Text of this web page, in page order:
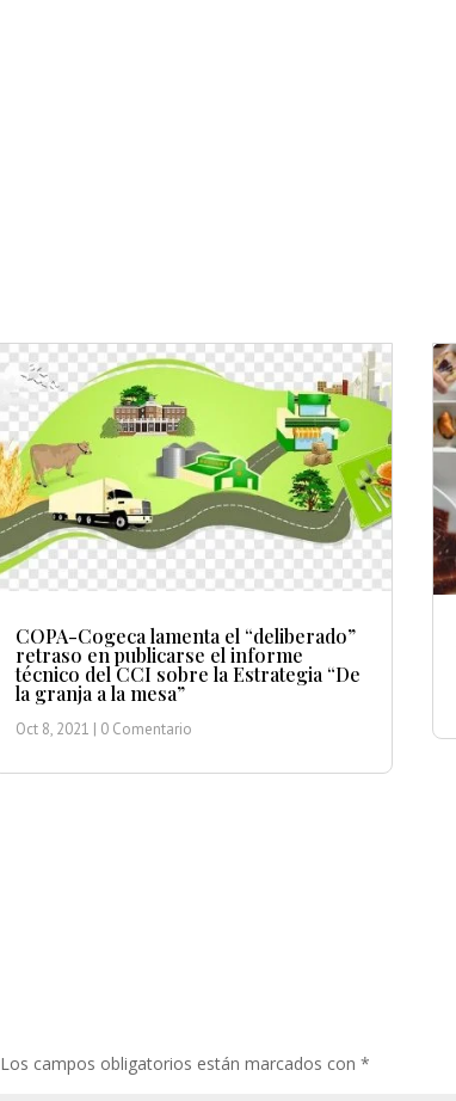
COPA-Cogeca lamenta el “deliberado”
retraso en publicarse el informe
técnico del CCI sobre la Estrategia “De
la granja a la mesa”
Oct 8, 2021 | 0 Comentario
Los campos obligatorios están marcados con*